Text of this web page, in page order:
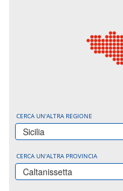
CERCA UN'ALTRA REGIONE
Sicilia
CERCA UN'ALTRA PROVINCIA
Caltanissetta